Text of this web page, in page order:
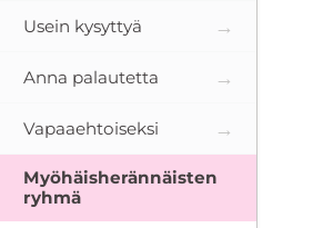
Usein kysyttyä
Anna palautetta
Vapaaehtoiseksi
Myöhäisherännäisten
ryhmä